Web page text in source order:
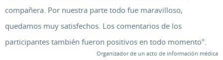
compañera. Por nuestra parte todo fue maravilloso,
quedamos muy satisfechos. Los comentarios de los
participantes también fueron positivos en todo momento".
Organizador de un acto de información médica